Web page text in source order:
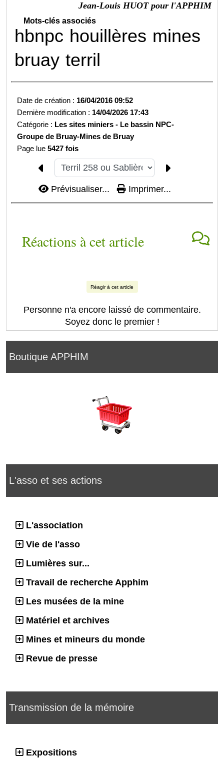
Boutique APPHIM
L'asso et ses actions
L'association
Vie de l'asso
Lumières sur...
Travail de recherche Apphim
Les musées de la mine
Matériel et archives
Mines et mineurs du monde
Revue de presse
Transmission de la mémoire
Expositions
Jean-Louis HUOT pour l'APPHIM
Mots-clés associés
hbnpc houillères mines
bruay terril
Date de création : 16/04/2016 09:52
Dernière modification : 14/04/2026 17:43
Catégorie : Les sites miniers - Le bassin NPC-
Groupe de Bruay-Mines de Bruay
Page lue5427 fois
Prévisualiser... Imprimer...
Réactions à cet article
Réagir à cet article
Personne n'a encore laissé de commentaire.
Soyez donc le premier !